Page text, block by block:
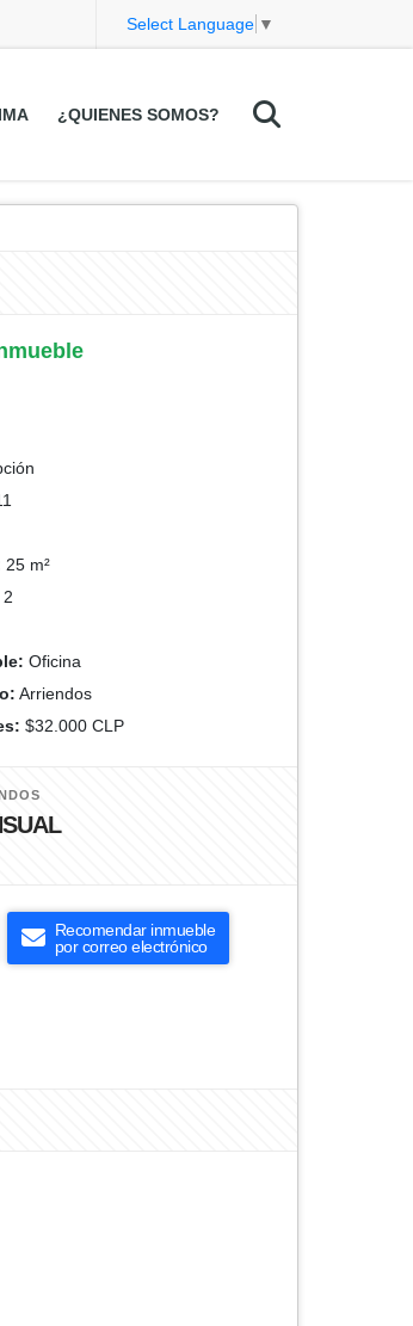
Select Language ▼
¿QUIENES SOMOS?
25 m²
2
Oficina
Arriendos
$32.000 CLP
Recomendar inmueble
por correo electrónico